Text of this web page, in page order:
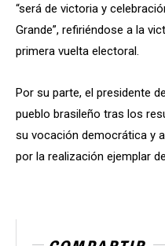
“será de victoria y
Grande”, refiriéndose a la
primera vuelta electoral.
Por su parte, el presidente
pueblo brasileño tras los
su vocación democrática y
por la realización ejemplar